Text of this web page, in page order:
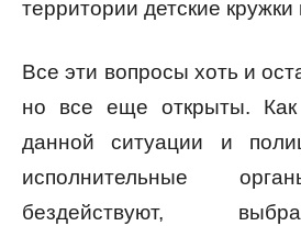
территории детские кружки
Все эти вопросы хоть и
но все еще открыты.
данной ситуации и
исполнительные
бездействуют,